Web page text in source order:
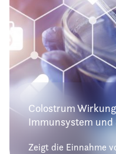
Colostrum
Immunsystem und
Zeigt die Einnahme